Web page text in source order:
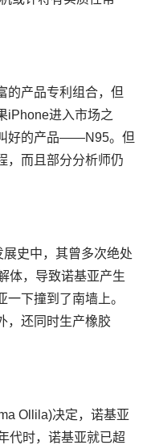
的产品专利组合，但
iPhone进入市场之
好的产品——N95。但
，而且部分分析师仍
史中，其曾多次绝处
体，导致诺基亚产生
下撞到了南墙上。
，还同时生产橡胶
Ollila)决定，诺基亚
代时，诺基亚就已超